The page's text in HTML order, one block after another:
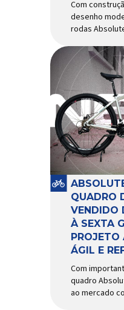
Com
desenho
rodas
diversas
mercado
anos, os aros
Absolute
como uma
de cross
busca de alto
preço
Para isso, a
QUADRO
VENDIDO
À SEXTA
PROJETO
ÁGIL E
Com
quadro
ao mercado